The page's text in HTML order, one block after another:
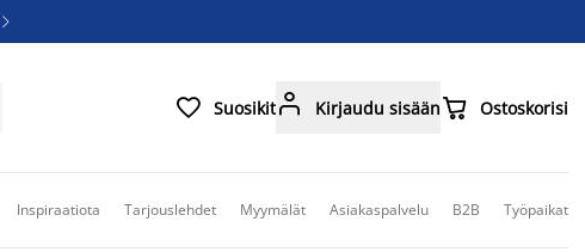

 Suosikit Kirjaudu sisään Ostoskorisi
Inspiraatiota Tarjouslehdet Myymälät Asiakaspalvelu B2B Työpaikat